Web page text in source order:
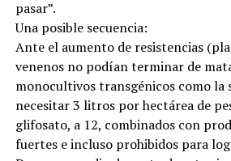
pasar”.
Una posible secuencia:
Ante el aumento de resistencias
venenos no podían terminar de
monocultivos transgénicos como la
necesitar 3 litros por hectárea de
glifosato, a 12, combinados con
fuertes e incluso prohibidos para